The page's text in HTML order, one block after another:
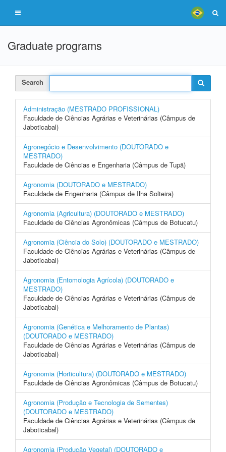
Graduate programs
Search
Administração (MESTRADO PROFISSIONAL)
Faculdade de Ciências Agrárias e Veterinárias (Câmpus de
Jaboticabal)
Agronegócio e Desenvolvimento (DOUTORADO e
MESTRADO)
Faculdade de Ciências e Engenharia (Câmpus de Tupã)
Agronomia (DOUTORADO e MESTRADO)
Faculdade de Engenharia (Câmpus de Ilha Solteira)
Agronomia (Agricultura) (DOUTORADO e MESTRADO)
Faculdade de Ciências Agronômicas (Câmpus de Botucatu)
Agronomia (Ciência do Solo) (DOUTORADO e MESTRADO)
Faculdade de Ciências Agrárias e Veterinárias (Câmpus de
Jaboticabal)
Agronomia (Entomologia Agrícola) (DOUTORADO e
MESTRADO)
Faculdade de Ciências Agrárias e Veterinárias (Câmpus de
Jaboticabal)
Agronomia (Genética e Melhoramento de Plantas)
(DOUTORADO e MESTRADO)
Faculdade de Ciências Agrárias e Veterinárias (Câmpus de
Jaboticabal)
Agronomia (Horticultura) (DOUTORADO e MESTRADO)
Faculdade de Ciências Agronômicas (Câmpus de Botucatu)
Agronomia (Produção e Tecnologia de Sementes)
(DOUTORADO e MESTRADO)
Faculdade de Ciências Agrárias e Veterinárias (Câmpus de
Jaboticabal)
Agronomia (Produção Vegetal) (DOUTORADO e